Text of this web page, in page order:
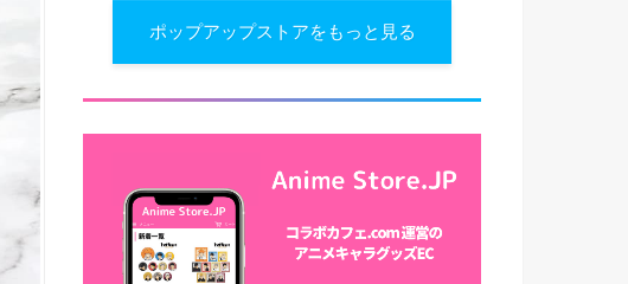
ポップアップストアをもっと見る